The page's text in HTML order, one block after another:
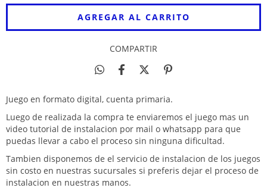
COMPARTIR
Juego en formato digital, cuenta primaria.
Luego de realizada la compra te enviaremos el juego mas un
video tutorial de instalacion por mail o whatsapp para que
puedas llevar a cabo el proceso sin ninguna dificultad.
Tambien disponemos de el servicio de instalacion de los juegos
sin costo en nuestras sucursales si preferis dejar el proceso de
instalacion en nuestras manos.